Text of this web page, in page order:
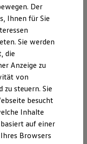
Produkte
des
Bleicheröder
Im Folgenden
Ihrer
im
unserer Webseite.
Der
Ihnen für Sie
Sie werden
die
Anzeige zu
von
zu steuern. Sie
besucht
Inhalte
auf einer
Browsers